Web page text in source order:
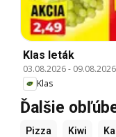
Klas leták
03.08.2026- 09.08.2026
Klas
Ďalšie
Pizza Kiwi